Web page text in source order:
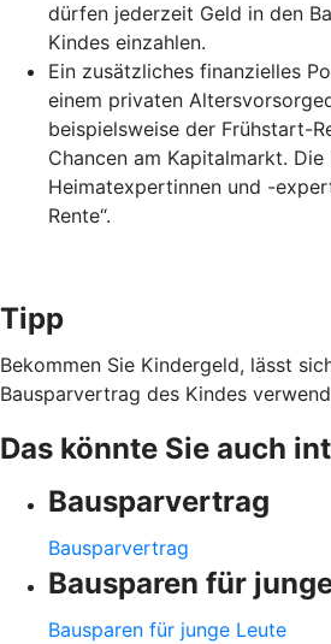
dürfen jederzeit Geld in den
Kindes einzahlen.
Ein zusätzliches finanzielles
einem privaten
beispielsweise der Frühstart-
Chancen am Kapitalmarkt.
Heimatexpertinnen und -
Rente“.
Tipp
Bekommen Sie Kindergeld, lässt
Bausparvertrag des Kindes
Das könnte Sie auch
Bausparvertrag
Bausparvertrag
Bausparen für
Bausparen für junge Leute